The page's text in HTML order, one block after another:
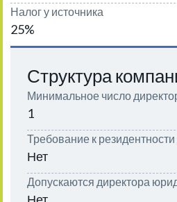
Налог у источника
25%
Структура
Минимальное число
1
Требование к
Нет
Допускаются директора